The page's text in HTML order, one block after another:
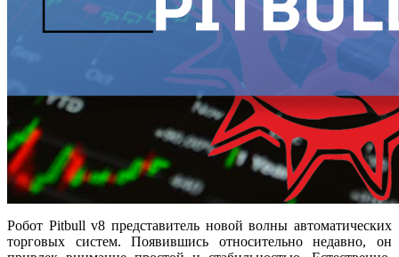
Робот Pitbull v8 представитель новой волны автоматических
торговых систем. Появившись относительно недавно, он